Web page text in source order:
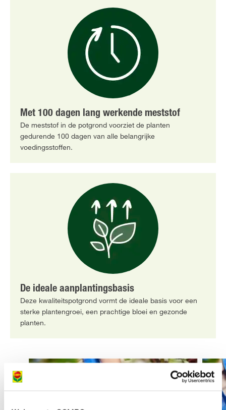
Met 100 dagen lang werkende meststof
De meststof in de potgrond voorziet de planten
gedurende 100 dagen van alle belangrijke
voedingsstoffen.
De ideale aanplantingsbasis
Deze kwaliteitspotgrond vormt de ideale basis voor een
sterke plantengroei, een prachtige bloei en gezonde
planten.